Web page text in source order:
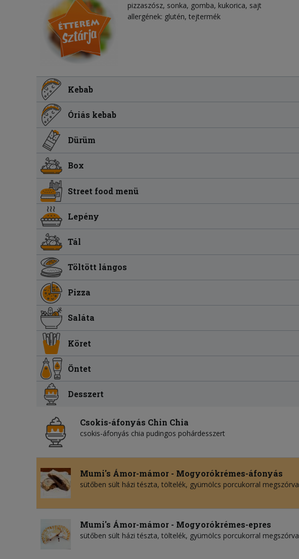
pizzaszósz sonka gomba kukorica sajt
allergének: glutén, tejtermék
Kebab
Óriás kebab
Dürüm
Box
Street food menü
Lepény
Tál
Töltött lángos
Pizza
Saláta
Köret
Öntet
Desszert
Csokis-áfonyás Chin Chia
csokis-áfonyás chia pudingos pohárdesszert
Mumi's Ámor-mámor - Mogyorókrémes-áfonyás
sütőben sült házi tészta, töltelék, gyümölcs porcukorral megszórva
Mumi's Ámor-mámor - Mogyorókrémes-epres
sütőben sült házi tészta, töltelék, gyümölcs porcukorral megszórva